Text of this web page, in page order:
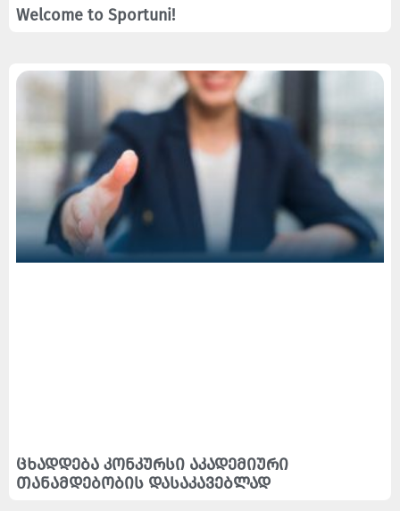
Welcome to Sportuni!
ცხადდება კონკურსი აკადემიური
თანამდებობის დასაკავებლად